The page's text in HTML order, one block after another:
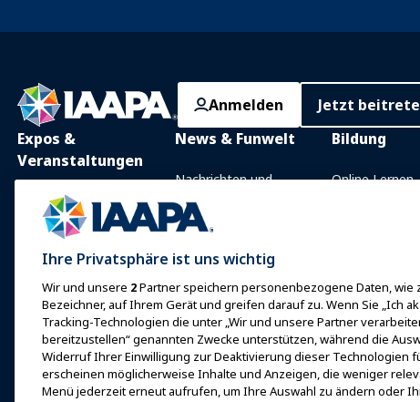
Anmelden Jetzt
Expos &
Veranstaltungen
IAAPA Expo
Expo Europa
Expo Asien
Expo Naher Osten
Kommende
Veranstaltungen
Bei einer Expo oder
Veranstaltung sprechen
News & Funwelt
Nachrichten und
Mit IAAPA werben
Frühere Ausgaben
Schreiben Sie für Funworld
Bildung
Online Lernen
Zertifizierung
Programme
Stiftung
erkundet
Finde einen
Ihre Privatsphäre ist uns wichtig
Wir und unsere 2Partner speichern personenbezogene Daten, wie
Bezeichner, auf Ihrem Gerät und greifen darauf zu. Wenn Sie „Ich
Tracking-Technologien die unter „Wir und unsere Partner
bereitzustellen“ genannten Zwecke unterstützen, während die
Widerruf Ihrer Einwilligung zur Deaktivierung dieser Technologien
erscheinen möglicherweise Inhalte und Anzeigen, die weniger
Menü jederzeit erneut aufrufen, um Ihre Auswahl zu ändern oder